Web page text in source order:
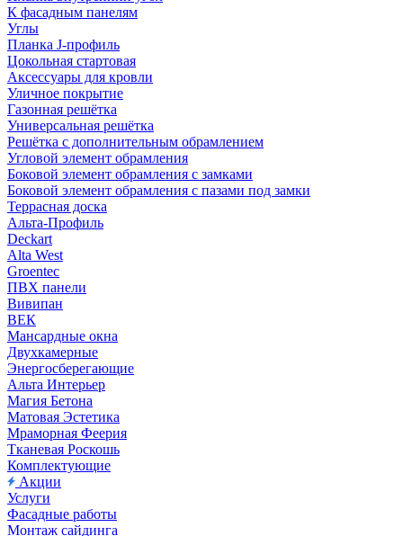
К фасадным панелям
Углы
Планка J-профиль
Цокольная стартовая
Аксессуары для кровли
Уличное покрытие
Газонная решётка
Универсальная решётка
Решётка с дополнительным обрамлением
Угловой элемент обрамления
Боковой элемент обрамления с замками
Боковой элемент обрамления с пазами под замки
Террасная доска
Альта-Профиль
Deckart
Alta West
Groentec
ПВХ панели
Вивипан
ВЕК
Мансардные окна
Двухкамерные
Энергосберегающие
Альта Интерьер
Магия Бетона
Матовая Эстетика
Мраморная Феерия
Тканевая Роскошь
Комплектующие
Акции
Услуги
Фасадные работы
Монтаж сайдинга